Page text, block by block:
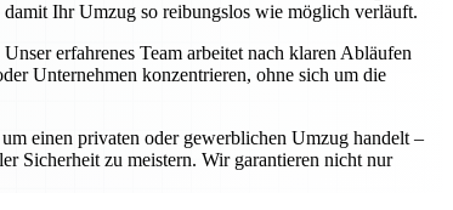
Ihr Umzug so reibungslos wie möglich verläuft.
erfahrenes Team arbeitet nach klaren Abläufen
Unternehmen konzentrieren, ohne sich um die
einen privaten oder gewerblichen Umzug handelt –
Sicherheit zu meistern. Wir garantieren nicht nur